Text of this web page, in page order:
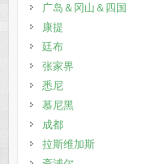
广岛＆冈山＆四国
康提
廷布
张家界
悉尼
慕尼黑
成都
拉斯维加斯